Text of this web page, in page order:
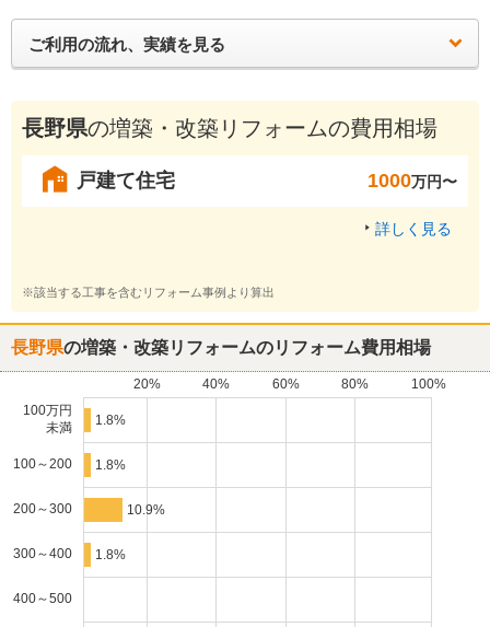
ご利用の流れ、実績を見る
長野県の増築・改築リフォームの費用相場
戸建て住宅 1000万円〜
詳しく見る
※該当する工事を含むリフォーム事例より算出
長野県の増築・改築リフォームのリフォーム費用相場
20% 40% 60% 80%
100%
100万円
未満
1.8%
100～200 1.8%
200～300 10.9%
300～400 1.8%
400～500